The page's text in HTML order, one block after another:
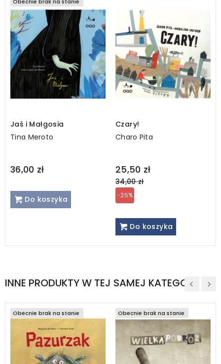
Jaś i Małgosia
Tina Meroto
36,00 zł
Do koszyka
Czary!
Charo Pita
25,50 zł
Regular
price
34,00 zł
-25%
Do koszyka
INNE PRODUKTY W TEJ SAMEJ KATEGORII
Obecnie brak na stanie Obecnie brak na stanie